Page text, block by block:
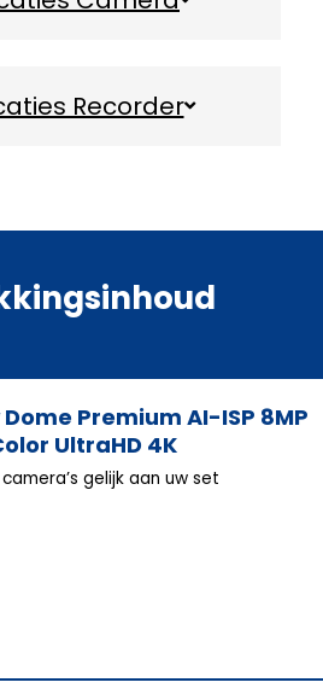
Recorder
Dome Premium AI-ISP 8MP
UltraHD 4K
gelijk aan uw set